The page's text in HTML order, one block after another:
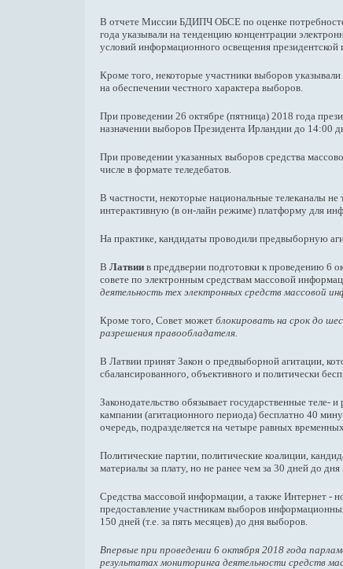
В отчете Миссии БДИПЧ ОБСЕ по оценке
года указывали на тенденцию концентрации
условий информационного освещения президентской
Кроме того, некоторые участники выборов
на обеспечении честного характера выборов.
При проведении 26 октябре (пятница) 2018 года
назначении выборов Президента Ирландии до 14:00
При проведении указанных выборов средства
числе в формате теледебатов.
В частности, некоторые национальные телеканалы не
интерактивную (в он-лайн режиме) платформу для
На практике, кандидаты проводили предвыборную
В Латвии в преддверии подготовки к проведению 6
совете по электронным средствам массовой
деятельность тех электронных средств массовой
Кроме того, Совет может блокировать на срок до
разрешения правообладателя.
В Латвии принят Закон о предвыборной агитации,
сбалансированного, объективного и политически
Законодательство обязывает государственные теле-
кампании (агитационного периода) бесплатно 40
очередь, подразделяется на четыре равных
Политические партии, политические коалиции,
материалы за плату, но не ранее чем за 30 дней до дня
Средства массовой информации, а также Интернет -
предоставление участникам выборов
150 дней (т.е. за пять месяцев) до дня выборов.
Впервые при проведении 6 октября 2018 года
результатах мониторинга деятельности средств